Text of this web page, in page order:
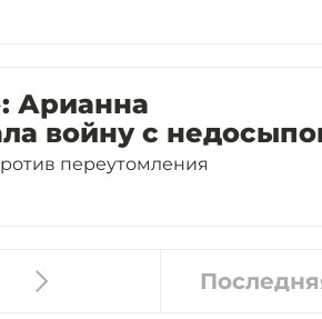
Арианна
войну с
переутомления